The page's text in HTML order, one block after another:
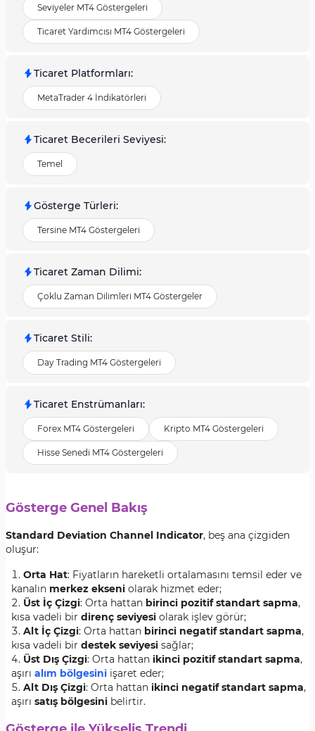
Seviyeler MT4 Göstergeleri
Ticaret Yardımcısı MT4 Göstergeleri
Ticaret Platformları:
MetaTrader 4 İndikatörleri
Ticaret Becerileri Seviyesi:
Temel
Gösterge Türleri:
Tersine MT4 Göstergeleri
Ticaret Zaman Dilimi:
Çoklu Zaman Dilimleri MT4 Göstergeler
Ticaret Stili:
Day Trading MT4 Göstergeleri
Ticaret Enstrümanları:
Forex MT4 Göstergeleri Kripto MT4 Göstergeleri
Hisse Senedi MT4 Göstergeleri
Gösterge Genel Bakış
Standard Deviation Channel Indicator, beş ana çizgiden
oluşur:
Orta Hat: Fiyatların hareketli ortalamasını temsil eder ve
kanalın merkez ekseni olarak hizmet eder;
Üst İç Çizgi: Orta hattan birinci pozitif standart sapma,
kısa vadeli bir direnç seviyesi olarak işlev görür;
Alt İç Çizgi: Orta hattan birinci negatif standart sapma,
kısa vadeli bir destek seviyesi sağlar;
Üst Dış Çizgi: Orta hattan ikinci pozitif standart sapma,
aşırı alım bölgesini işaret eder;
Alt Dış Çizgi: Orta hattan ikinci negatif standart sapma,
aşırı satış bölgesini belirtir.